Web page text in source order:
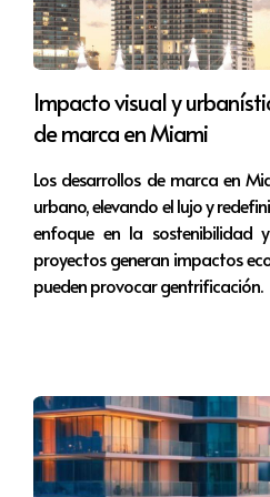
segundas residencias
inicial.
Ubicación de la
tener requisitos más
inmobiliario local.
Estudios de caso
Para ilustrar mejor la
y el pago inicial, veamos
Caso 1: María,
departamento en
ser propietaria sin
financiera.
Caso 2: Juan y Laura,
Juan y Laura, residentes
Impacto visual y
de marca en Miami
Los desarrollos de marca en
urbano, elevando el lujo y
enfoque en la sostenibilidad
proyectos generan impactos
pueden provocar gentrificación.